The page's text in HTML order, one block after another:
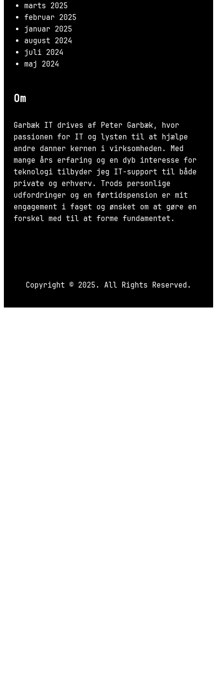
marts 2025
februar 2025
januar 2025
august 2024
juli 2024
maj 2024
Om
Garbæk IT drives af Peter Garbæk, hvor
passionen for IT og lysten til at hjælpe
andre danner kernen i virksomheden. Med
mange års erfaring og en dyb interesse for
teknologi tilbyder jeg IT-support til både
private og erhverv. Trods personlige
udfordringer og en førtidspension er mit
engagement i faget og ønsket om at gøre en
forskel med til at forme fundamentet.
Copyright © 2025. All Rights Reserved.